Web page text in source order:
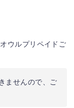
ウルプリペイドご
ませんので、ご